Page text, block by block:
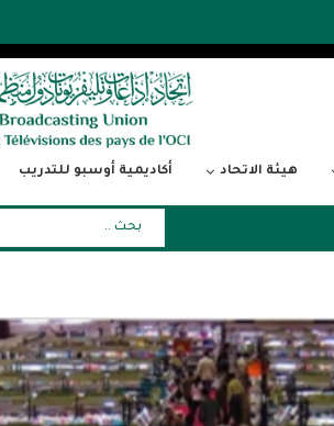
هيئة الاتحاد أكاديمية أوسبو للتدريب